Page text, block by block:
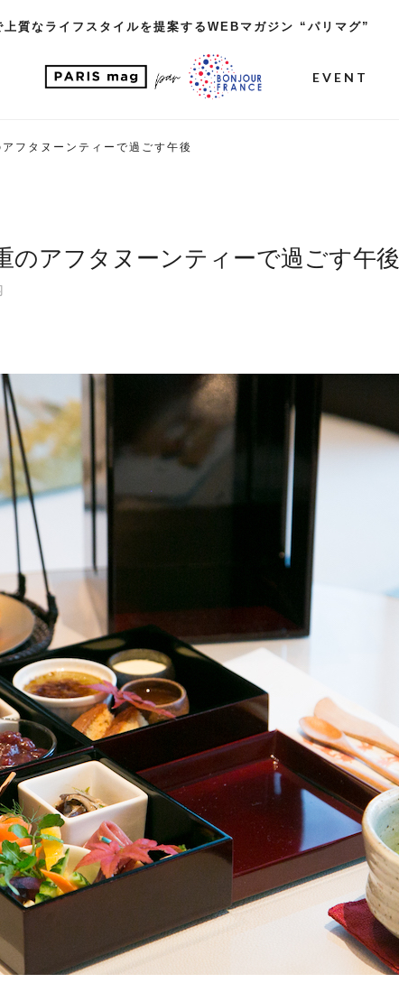
上質なライフスタイルを提案するWEBマガジン “パリマグ”
EVENT
フタヌーンティーで過ごす午後
のアフタヌーンティーで過ごす午後